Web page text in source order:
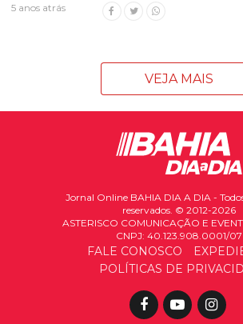
5 anos atrás
VEJA MAIS
Jornal Online BAHIA DIA A DIA -
reservados. © 2012-2026
ASTERISCO COMUNICAÇÃO E
CNPJ: 40.123.908.0001/07
FALE CONOSCO
POLÍTICAS DE